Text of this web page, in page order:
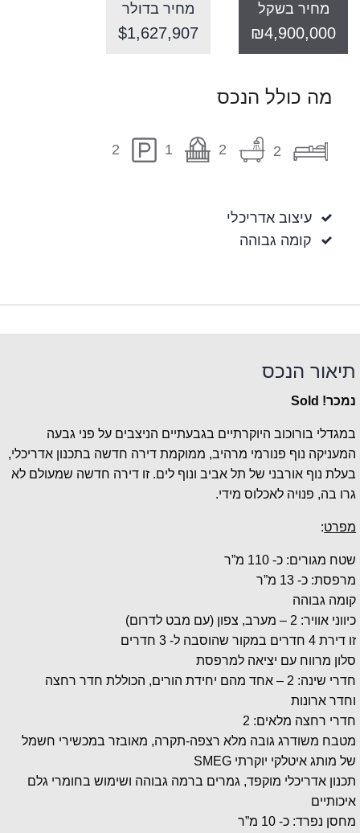
מחיר בשקל
₪4,900,000
מחיר בדולר
$1,627,907
מה כולל הנכס
2
2
1
2
עיצוב אדריכלי
קומה גבוהה
תיאור הנכס
נמכר! Sold
במגדלי בורוכוב היוקרתיים בגבעתיים הניצבים על פני גבעה
המעניקה נוף פנורמי מרהיב, ממוקמת דירה חדשה בתכנון אדריכלי,
בעלת נוף אורבני של תל אביב ונוף לים. זו דירה חדשה שמעולם לא
גרו בה, פנויה לאכלוס מידי.
מפרט:
שטח מגורים: כ- 110 מ”ר
מרפסת: כ- 13 מ”ר
קומה גבוהה
כיווני אוויר: 2 – מערב, צפון (עם מבט לדרום)
זו דירת 4 חדרים במקור שהוסבה ל- 3 חדרים
סלון מרווח עם יציאה למרפסת
חדרי שינה: 2 – אחד מהם יחידת הורים, הכוללת חדר רחצה
וחדר ארונות
חדרי רחצה מלאים: 2
מטבח משודרג גובה מלא רצפה-תקרה, מאובזר במכשירי חשמל
של מותג איטלקי יוקרתי SMEG
תכנון אדריכלי מוקפד, גמרים ברמה גבוהה ושימוש בחומרי גלם
איכותיים
מחסן נפרד: כ- 10 מ”ר